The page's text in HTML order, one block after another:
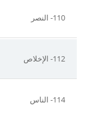
110- النصر
112- الإخلاص
114- الناس